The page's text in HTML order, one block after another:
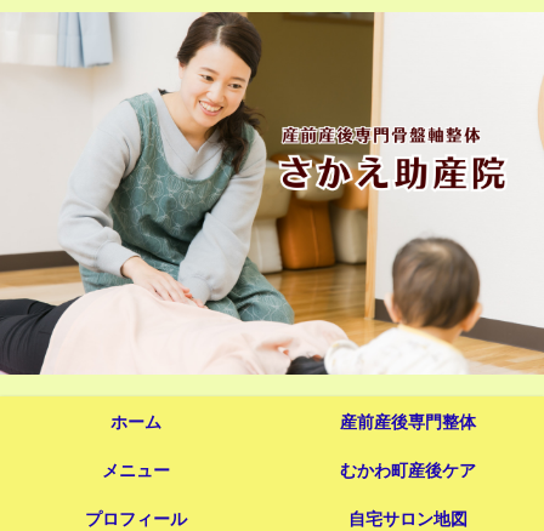
ホーム
産前産後専門整体
メニュー
むかわ町産後ケア
プロフィール
自宅サロン地図